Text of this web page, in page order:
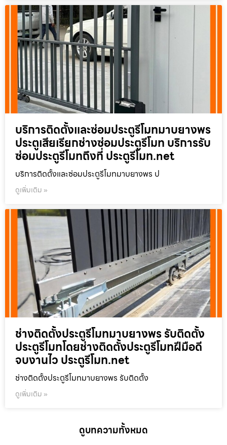
บริการติดตั้งและซ่อมประตูรีโมทมาบยางพร
ประตูเสียเรียกช่างซ่อมประตูรีโมท บริการรับ
ซ่อมประตูรีโมทถึงที่ ประตูรีโมท.net
บริการติดตั้งและซ่อมประตูรีโมทมาบยางพร ป
ดูเพิ่มเติม »
ช่างติดตั้งประตูรีโมทมาบยางพร รับติดตั้ง
ประตูรีโมทโดยช่างติดตั้งประตูรีโมทฝีมือดี
จบงานไว ประตูรีโมท.net
ช่างติดตั้งประตูรีโมทมาบยางพร รับติดตั้ง
ดูเพิ่มเติม »
ดูบทความทั้งหมด